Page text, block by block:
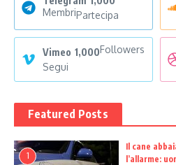
MembriPartecipa
Vimeo 1,000Followers
Segui
Featured Posts
1
Il cane
l’allarme: